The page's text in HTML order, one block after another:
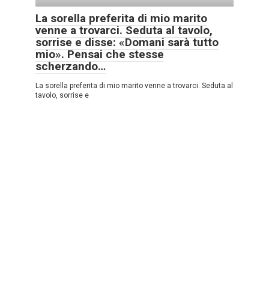
La sorella preferita di mio marito
venne a trovarci. Seduta al tavolo,
sorrise e disse: «Domani sarà tutto
mio». Pensai che stesse
scherzando…
La sorella preferita di mio marito venne a trovarci. Seduta al
tavolo, sorrise e